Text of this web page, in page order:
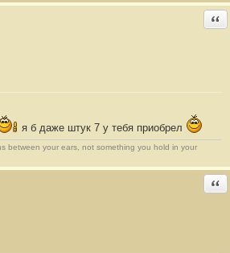
я б даже штук 7 у тебя приобрел
between your ears, not something you hold in your